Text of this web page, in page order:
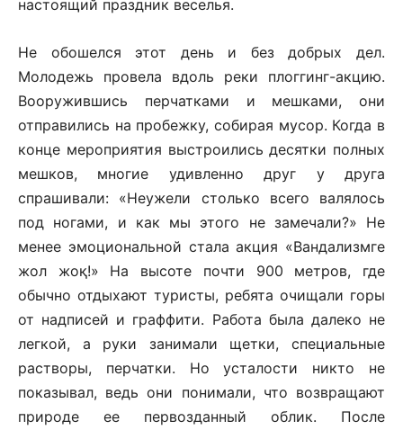
настоящий праздник веселья.
Не обошелся этот день и без добрых дел.
Молодежь провела вдоль реки плоггинг-акцию.
Вооружившись перчатками и мешками, они
отправились на пробежку, собирая мусор. Когда в
конце мероприятия выстроились десятки полных
мешков, многие удивленно друг у друга
спрашивали: «Неужели столько всего валялось
под ногами, и как мы этого не замечали?» Не
менее эмоциональной стала акция «Вандализмге
жол жоқ!» На высоте почти 900 метров, где
обычно отдыхают туристы, ребята очищали горы
от надписей и граффити. Работа была далеко не
легкой, а руки занимали щетки, специальные
растворы, перчатки. Но усталости никто не
показывал, ведь они понимали, что возвращают
природе ее первозданный облик. После